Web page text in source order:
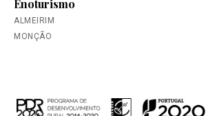
Enoturismo
ALMEIRIM
MONÇÃO